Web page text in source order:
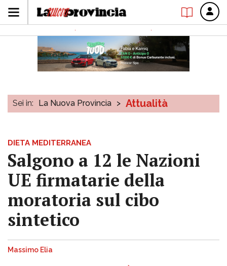
Sei in: La Nuova Provincia > Attualità
DIETA MEDITERRANEA
Salgono a 12 le Nazioni
UE firmatarie della
moratoria sul cibo
sintetico
Massimo Elia